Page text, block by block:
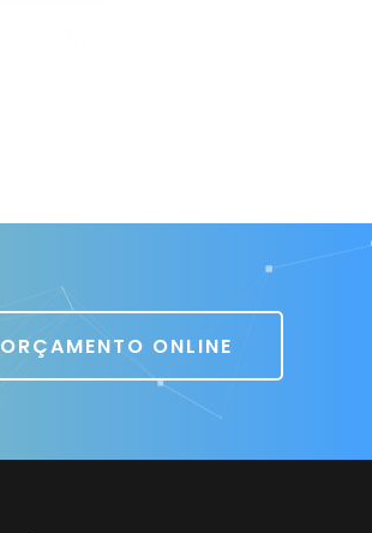
ORÇAMENTO ONLINE